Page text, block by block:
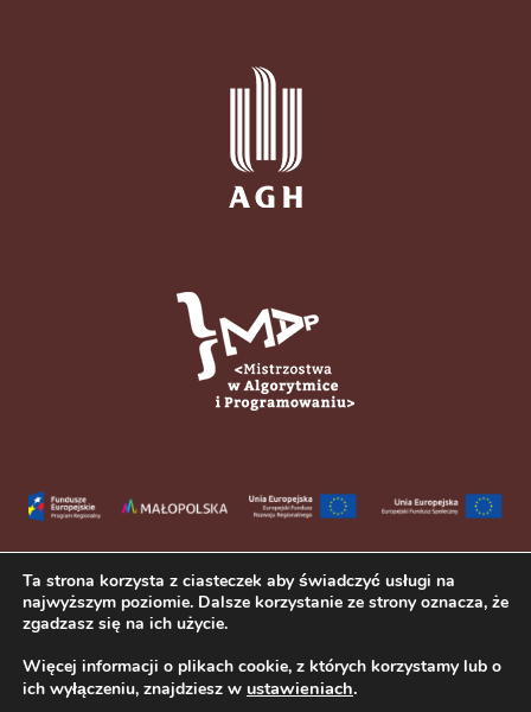
Ta strona korzysta z ciasteczek aby świadczyć usługi na
najwyższym poziomie. Dalsze korzystanie ze strony oznacza, że
zgadzasz się na ich użycie.
Więcej informacji o plikach cookie, z których korzystamy lub o
ich wyłączeniu, znajdziesz w ustawieniach.